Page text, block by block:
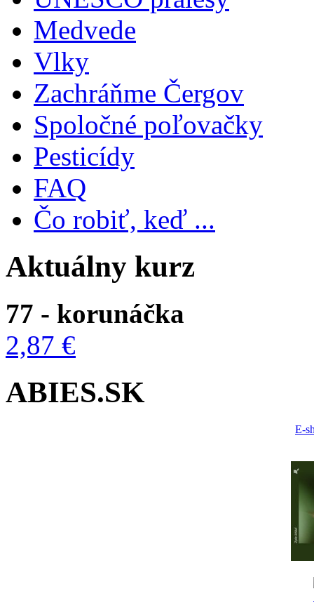
Medvede
Vlky
Zachráňme Čergov
Spoločné poľovačky
Pesticídy
FAQ
Čo robiť, keď ...
Aktuálny kurz
77 - korunáčka
2,87 €
ABIES.SK
E-